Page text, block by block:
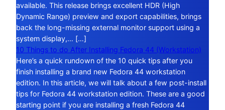
available. This release brings excellent HDR (High
Dynamic Range) preview and export capabilities, brings
back the long-missing external monitor support using a
system display,… […]
10 Things to do After Installing Fedora 44 (Workstation)
Here’s a quick rundown of the 10 quick tips after you
finish installing a brand new Fedora 44 workstation
edition. In this article, we will talk about a few post-install
tips for Fedora 44 workstation edition. These are a good
starting point if you are installing a fresh Fedora 44